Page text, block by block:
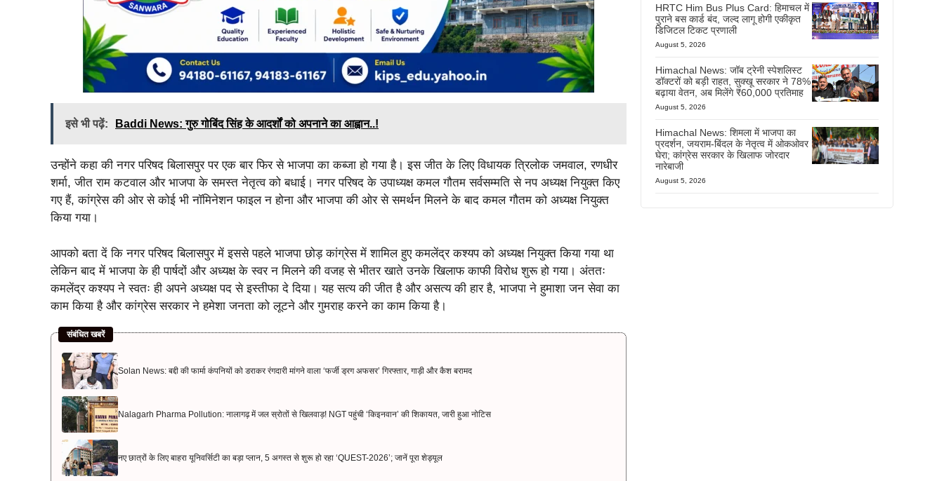
इसे भी पढ़ें: Baddi News: गुरु गोबिंद सिंह के आदर्शों को अपनाने का आह्वान..!
उन्होंने कहा की नगर परिषद बिलासपुर पर एक बार फिर से भाजपा का कब्जा हो गया है। इस जीत के लिए विधायक त्रिलोक जमवाल, रणधीर
शर्मा, जीत राम कटवाल और भाजपा के समस्त नेतृत्व को बधाई। नगर परिषद के उपाध्यक्ष कमल गौतम सर्वसम्मति से नप अध्यक्ष नियुक्त किए
गए हैं, कांग्रेस की ओर से कोई भी नॉमिनेशन फाइल न होना और भाजपा की ओर से समर्थन मिलने के बाद कमल गौतम को अध्यक्ष नियुक्त
किया गया।
आपको बता दें कि नगर परिषद बिलासपुर में इससे पहले भाजपा छोड़ कांग्रेस में शामिल हुए कमलेंद्र कश्यप को अध्यक्ष नियुक्त किया गया था
लेकिन बाद में भाजपा के ही पार्षदों और अध्यक्ष के स्वर न मिलने की वजह से भीतर खाते उनके खिलाफ काफी विरोध शुरू हो गया। अंततः
कमलेंद्र कश्यप ने स्वतः ही अपने अध्यक्ष पद से इस्तीफा दे दिया। यह सत्य की जीत है और असत्य की हार है, भाजपा ने हुमाशा जन सेवा का
काम किया है और कांग्रेस सरकार ने हमेशा जनता को लूटने और गुमराह करने का काम किया है।
संबंधित खबरें
Solan News: बद्दी की फार्मा कंपनियों को डराकर रंगदारी मांगने वाला ‘फर्जी ड्रग अफसर’ गिरफ्तार, गाड़ी और कैश बरामद
Nalagarh Pharma Pollution: नालागढ़ में जल स्रोतों से खिलवाड़! NGT पहुंची ‘किइनवान’ की शिकायत, जारी हुआ नोटिस
नए छात्रों के लिए बाहरा यूनिवर्सिटी का बड़ा प्लान, 5 अगस्त से शुरू हो रहा ‘QUEST-2026’; जानें पूरा शेड्यूल
HRTC Him Bus Plus Card: हिमाचल में
पुराने बस कार्ड बंद, जल्द लागू होगी एकीकृत
डिजिटल टिकट प्रणाली
August 5, 2026
Himachal News: जॉब ट्रेनी स्पेशलिस्ट
डॉक्टरों को बड़ी राहत, सुक्खू सरकार ने 78%
बढ़ाया वेतन, अब मिलेंगे ₹60,000 प्रतिमाह
August 5, 2026
Himachal News: शिमला में भाजपा का
प्रदर्शन, जयराम-बिंदल के नेतृत्व में ओकओवर
घेरा; कांग्रेस सरकार के खिलाफ जोरदार
नारेबाजी
August 5, 2026